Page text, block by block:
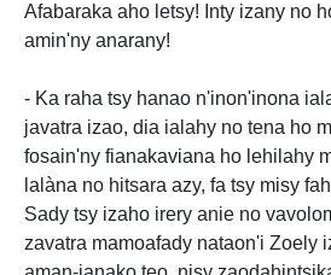
Afabaraka aho letsy! Inty izany no
amin'ny anarany!
- Ka raha tsy hanao n'inon'inona
javatra izao, dia ialahy no tena ho
fosain'ny fianakaviana ho lehilahy
lalàna no hitsara azy, fa tsy misy
Sady tsy izaho irery anie no
zavatra mamoafady nataon'i Zoely